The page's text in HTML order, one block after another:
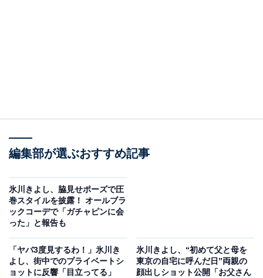
編集部が選ぶおすすめ記事
氷川きよし、脇見せポーズで圧
巻スタイルを披露！ オールブラ
ックコーデで「ガチャピンに会
った」と報告も
「ヤバ3度見するわ！」氷川き
よし、街中でのプライベートシ
ョットに反響「目立ってる」
氷川きよし、“初めて父と母を
東京の自宅に呼んだ日”両親の
顔出しショット公開「お父さん